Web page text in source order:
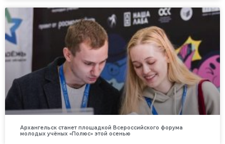
Архангельск станет площадкой Всероссийского форума
молодых учёных «Полюс» этой осенью